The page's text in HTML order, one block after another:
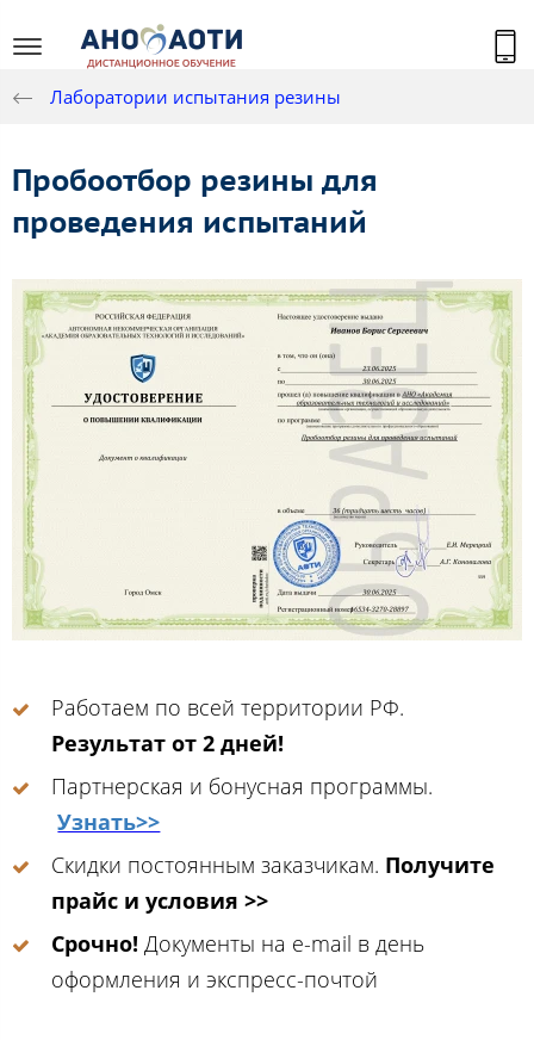
Лаборатории испытания резины
Пробоотбор резины для
проведения испытаний
Работаем по всей территории РФ.
Результат от 2 дней!
Партнерская и бонусная программы.
Узнать>>
Скидки постоянным заказчикам. Получите
прайс и условия >>
Срочно! Документы на e-mail в день
оформления и экспресс-почтой